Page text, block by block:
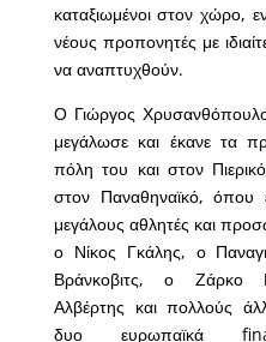
καταξιωμένοι στον χώρο,
νέους προπονητές με
να αναπτυχθούν.
Ο Γιώργος
μεγάλωσε και έκανε τα
πόλη του και στον
στον Παναθηναϊκό, όπου
μεγάλους αθλητές και
ο Νίκος Γκάλης, ο
Βράνκοβιτς, ο Ζάρκο
Αλβέρτης και πολλούς
δυο ευρωπαϊκά